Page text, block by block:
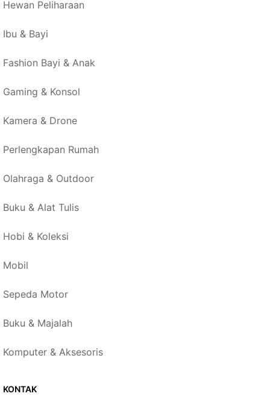
Hewan Peliharaan
Ibu & Bayi
Fashion Bayi & Anak
Gaming & Konsol
Kamera & Drone
Perlengkapan Rumah
Olahraga & Outdoor
Buku & Alat Tulis
Hobi & Koleksi
Mobil
Sepeda Motor
Buku & Majalah
Komputer & Aksesoris
KONTAK